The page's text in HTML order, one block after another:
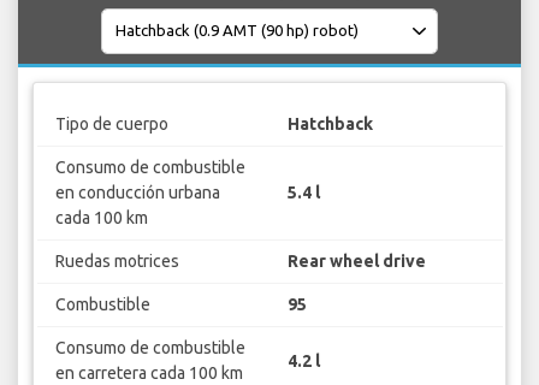
Tipo de cuerpo Hatchback
Consumo de combustible
en conducción urbana
cada 100 km
5.4 l
Ruedas motrices Rear wheel drive
Combustible 95
Consumo de combustible
en carretera cada 100 km
4.2 l